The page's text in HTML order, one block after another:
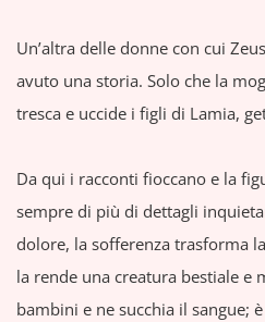
Un’altra delle donne con cui
avuto una storia. Solo che la
tresca e uccide i figli di Lamia,
Da qui i racconti fioccano e la
sempre di più di dettagli
dolore, la sofferenza trasforma
la rende una creatura bestiale e
bambini e ne succhia il sangue;